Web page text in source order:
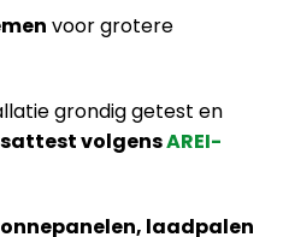
voor grotere
grondig getest en
volgensAREI-
laadpalen